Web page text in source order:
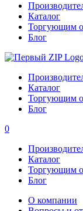
Каталог
Торгующим
Блог
Каталог
Торгующим
Блог
0
Каталог
Торгующим
Блог
О компании